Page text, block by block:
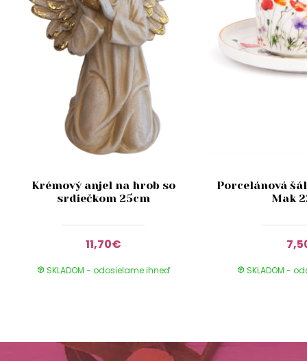
Krémový anjel na hrob so
srdiečkom 25cm
11,70€
SKLADOM - odosielame ihneď
Porcelánová
Mak
SKLADOM -